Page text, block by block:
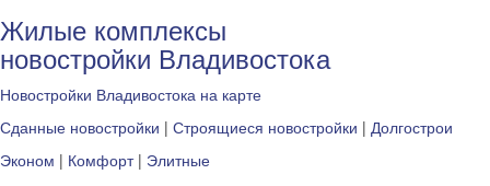
Жилые комплексы
новостройки Владивостока
Новостройки Владивостока на карте
Сданные новостройки | Строящиеся новостройки | Долгострои
Эконом | Комфорт| Элитные